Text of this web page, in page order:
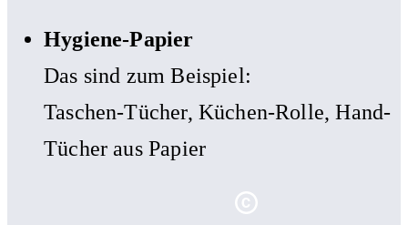
Hygiene-Papier
Das sind zum Beispiel:
Taschen-Tücher, Küchen-Rolle, Hand-
Tücher aus Papier